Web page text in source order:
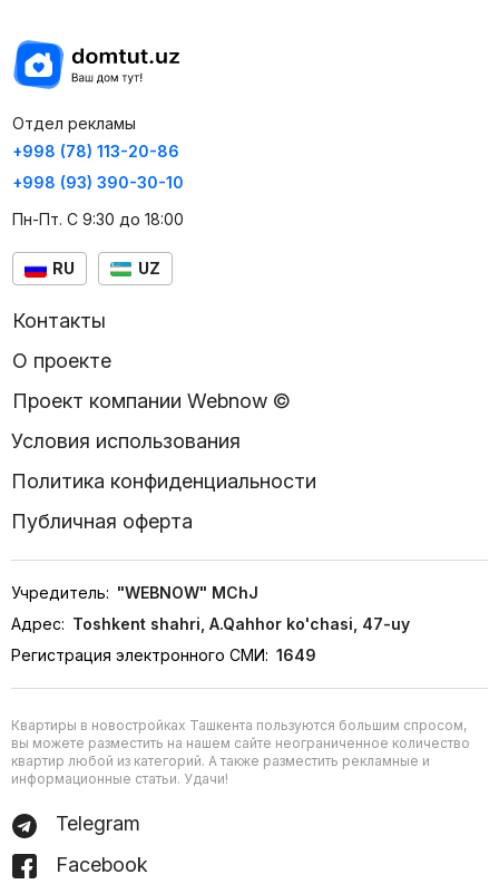
Отдел рекламы
+998 (78) 113-20-86
+998 (93) 390-30-10
Пн-Пт. С 9:30 до 18:00
RU UZ
Контакты
О проекте
Проект компании Webnow ©
Условия использования
Политика конфиденциальности
Публичная оферта
Учредитель: "WEBNOW" MChJ
Адрес: Toshkent shahri, A.Qahhor ko'chasi, 47-uy
Регистрация электронного СМИ: 1649
Квартиры в новостройках Ташкента пользуются большим спросом,
вы можете разместить на нашем сайте неограниченное количество
квартир любой из категорий. А также разместить рекламные и
информационные статьи. Удачи!
Telegram
Facebook